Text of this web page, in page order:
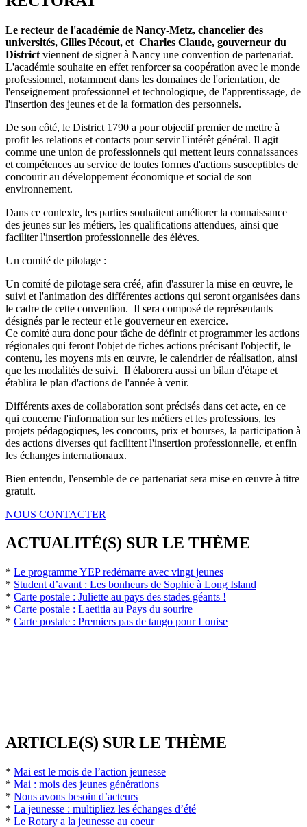
Le recteur de l'académie de Nancy-Metz, chancelier des
universités, Gilles Pécout, et Charles Claude, gouverneur du
District viennent de signer à Nancy une convention de partenariat.
L'académie souhaite en effet renforcer sa coopération avec le monde
professionnel, notamment dans les domaines de l'orientation, de
l'enseignement professionnel et technologique, de l'apprentissage, de
l'insertion des jeunes et de la formation des personnels.
De son côté, le District 1790 a pour objectif premier de mettre à
profit les relations et contacts pour servir l'intérêt général. Il agit
comme une union de professionnels qui mettent leurs connaissances
et compétences au service de toutes formes d'actions susceptibles de
concourir au développement économique et social de son
environnement.
Dans ce contexte, les parties souhaitent améliorer la connaissance
des jeunes sur les métiers, les qualifications attendues, ainsi que
faciliter l'insertion professionnelle des élèves.
Un comité de pilotage :
Un comité de pilotage sera créé, afin d'assurer la mise en œuvre, le
suivi et l'animation des différentes actions qui seront organisées dans
le cadre de cette convention. Il sera composé de représentants
désignés par le recteur et le gouverneur en exercice.
Ce comité aura donc pour tâche de définir et programmer les actions
régionales qui feront l'objet de fiches actions précisant l'objectif, le
contenu, les moyens mis en œuvre, le calendrier de réalisation, ainsi
que les modalités de suivi. Il élaborera aussi un bilan d'étape et
établira le plan d'actions de l'année à venir.
Différents axes de collaboration sont précisés dans cet acte, en ce
qui concerne l'information sur les métiers et les professions, les
projets pédagogiques, les concours, prix et bourses, la participation à
des actions diverses qui facilitent l'insertion professionnelle, et enfin
les échanges internationaux.
Bien entendu, l'ensemble de ce partenariat sera mise en œuvre à titre
gratuit.
NOUS CONTACTER
ACTUALITÉ(S) SUR LE THÈME
* Le programme YEP redémarre avec vingt jeunes
* Student d’avant : Les bonheurs de Sophie à Long Island
* Carte postale : Juliette au pays des stades géants !
* Carte postale : Laetitia au Pays du sourire
* Carte postale : Premiers pas de tango pour Louise
ARTICLE(S) SUR LE THÈME
* Mai est le mois de l’action jeunesse
* Mai : mois des jeunes générations
* Nous avons besoin d’acteurs
* La jeunesse : multipliez les échanges d’été
* Le Rotary a la jeunesse au coeur